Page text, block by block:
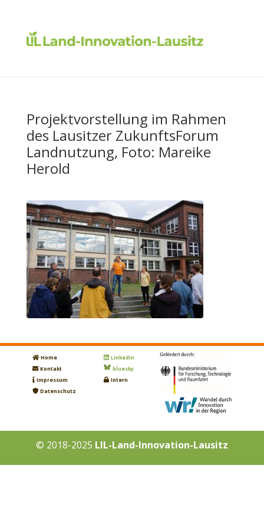
Projektvorstellung im Rahmen
des Lausitzer ZukunftsForum
Landnutzung, Foto: Mareike
Herold
Home
Kontakt
Impressum
Datenschutz
LinkedIn
bluesky
Intern
© 2018-2025 LIL-Land-Innovation-Lausitz